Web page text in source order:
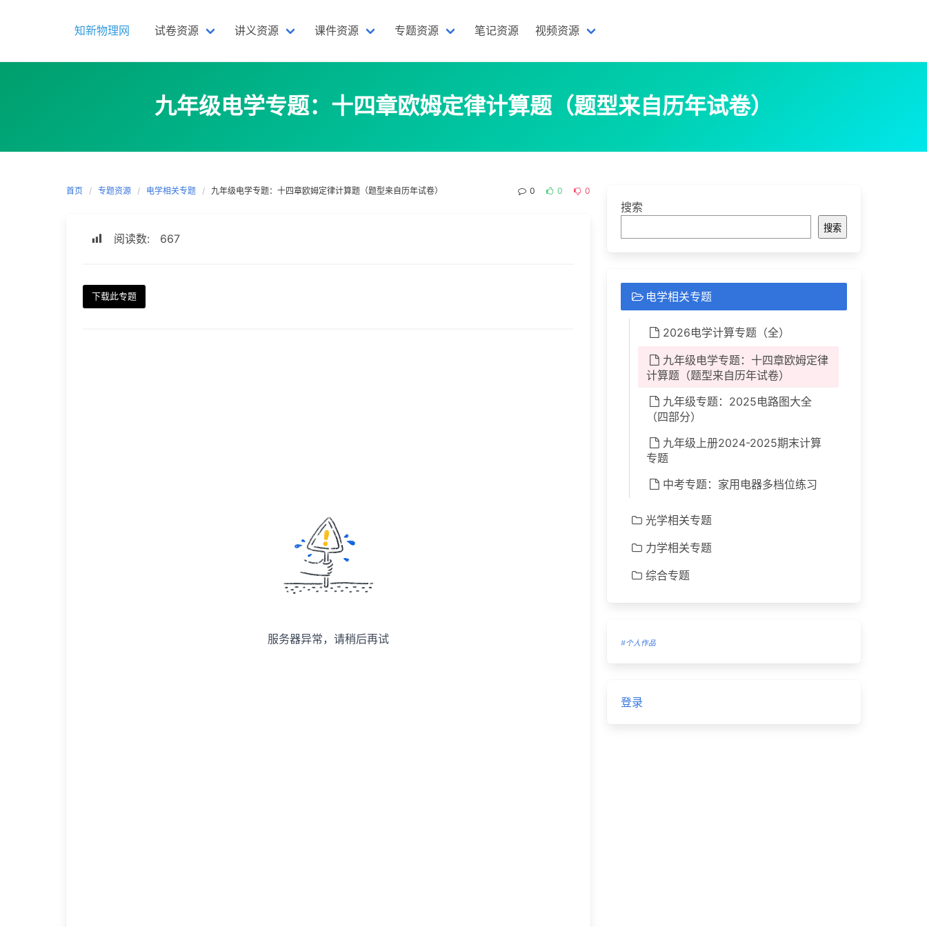
知新物理网 试卷资源 讲义资源 课件资源 专题资源 笔记资源 视频资源
九年级电学专题：十四章欧姆定律计算题（题型来自历年试卷）
首页 专题资源 电学相关专题 九年级电学专题：十四章欧姆定律计算题（题型来自历年试卷） 0 0 0
阅读数: 667
下载此专题
搜索
搜索
电学相关专题
2026电学计算专题（全）
九年级电学专题：十四章欧姆定律
计算题（题型来自历年试卷）
九年级专题：2025电路图大全
（四部分）
九年级上册2024-2025期末计算
专题
中考专题：家用电器多档位练习
光学相关专题
力学相关专题
综合专题
#个人作品
登录